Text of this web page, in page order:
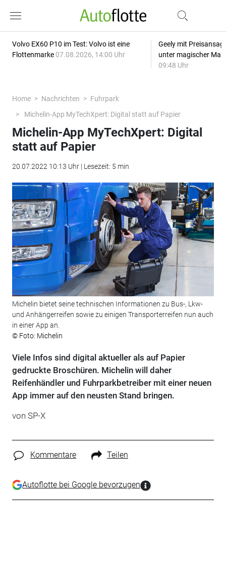
Volvo EX60 P10 im Test: Volvo ist eine
Flottenmarke 07.08.2026, 14:00 Uhr
Geely mit
unter magischer
09:48 Uhr
Home Nachrichten
Fuhrpark
Michelin-App MyTechXpert: Digital statt auf Papier
Michelin-App MyTechXpert: Digital
statt auf Papier
20.07.2022 10:13 Uhr | Lesezeit: 5 min
Michelin bietet seine technischen Informationen zu Bus-, Lkw-
und Anhängerreifen sowie zu einigen Transporterreifen nun auch
in einer App an.
© Foto: Michelin
Viele Infos sind digital aktueller als auf Papier
gedruckte Broschüren. Michelin will daher
Reifenhändler und Fuhrparkbetreiber mit einer neuen
App immer auf den neusten Stand bringen.
von SP-X
Kommentare Teilen
Autoflotte bei Google bevorzugen